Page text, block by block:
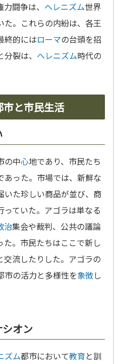
闘争は、 ヘレニズム世界
た。これらの内紛は、各王
終的にはローマの台頭を招
裂は、 ヘレニズム時代の
と市民生活
の中心地であり、市民たち
あった。市場では、新鮮な
いた珍しい商品が並び、商
ていた。アゴラは単なる
治集会や裁判、公共の議論
。市民たちはここで新し
交流したりした。アゴラの
市の活力と多様性を象徴し
オン
ズム都市において教育と訓